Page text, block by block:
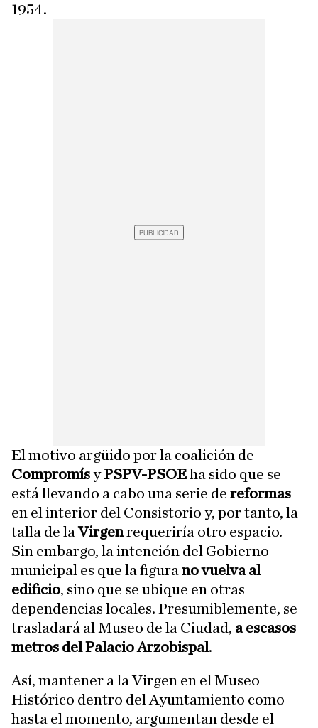
1954.
El motivo argüido por la coalición de
CompromísyPSPV-PSOEha sido que se
está llevando a cabo una serie de reformas
en el interior del Consistorio y, por tanto, la
talla de laVirgenrequeriría otro espacio.
Sin embargo, la intención del Gobierno
municipal es que la figura no vuelva al
edificio, sino que se ubique en otras
dependencias locales. Presumiblemente, se
trasladará al Museo de la Ciudad, a escasos
metros del Palacio Arzobispal.
Así, mantener a la Virgen en el Museo
Histórico dentro del Ayuntamiento como
hasta el momento, argumentan desde el